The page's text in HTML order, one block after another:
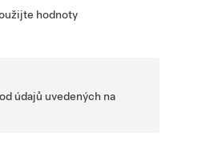
hodnoty
údajů uvedených na